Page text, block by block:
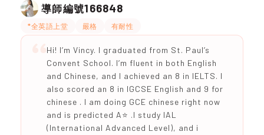
導師編號166848
*全英語上堂 嚴格 有耐性
Hi! I’m Vincy. I graduated from St. Paul’s
Convent School. I’m fluent in both English
and Chinese, and I achieved an 8 in IELTS. I
also scored an 8 in IGCSE English and 9 for
chinese . I am doing GCE chinese right now
and is predicted A⭐️ .I study IAL
(International Advanced Level), and i